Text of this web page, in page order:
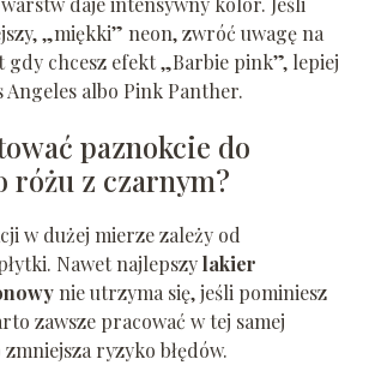
„miękki” neon, zwróć uwagę na
gdy chcesz efekt „Barbie pink”, lepiej
Angeles albo Pink Panther.
paznokcie do
różu z czarnym?
w dużej mierze zależy od
Nawet najlepszylakier
nie utrzyma się, jeśli pominiesz
zawsze pracować w tej samej
ryzyko błędów.